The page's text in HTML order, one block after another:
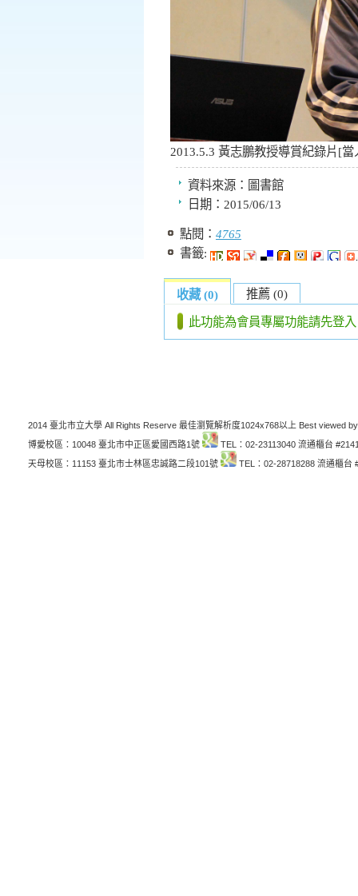
2013.5.3 黃志鵬教授導賞紀錄片[
資料來源： 圖書館
日期： 2015/06/13
點閱： 4765
書籤:
收藏 (0) 推薦 (0)
此功能為會員專屬功能請先登入
2014 臺北市立大學 All Rights Reserve 最佳瀏覽解析度1024x768以上 Best viewed
博愛校區：10048 臺北市中正區愛國西路1號
TEL：02-23113040 流通櫃台
天母校區：11153 臺北市士林區忠誠路二段101號
TEL：02-28718288 流通櫃台